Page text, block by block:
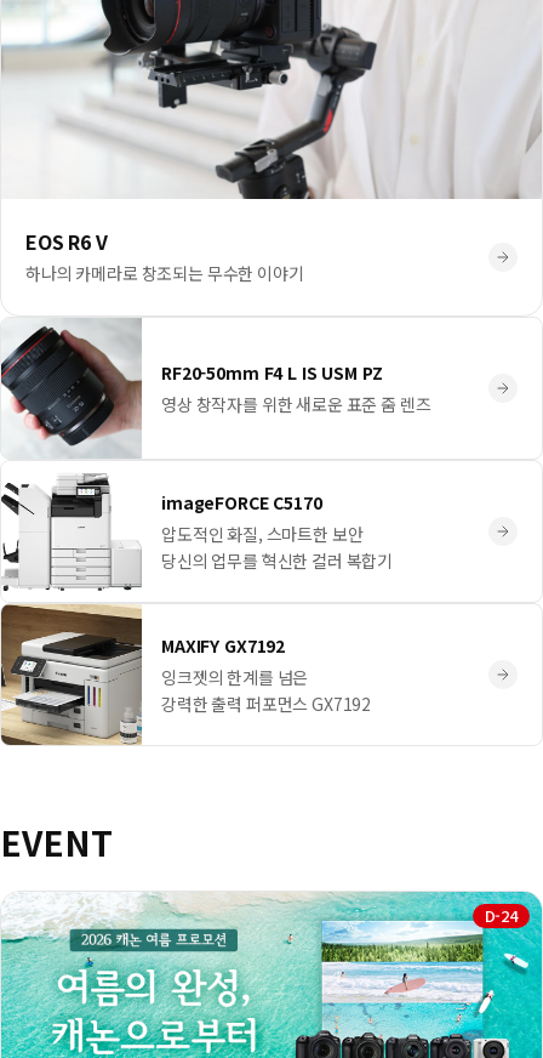
EOS R6 V
하나의 카메라로 창조되는 무수한 이야기
RF20-50mm F4 L IS USM PZ
영상 창작자를 위한 새로운 표준 줌 렌즈
imageFORCE C5170
압도적인 화질, 스마트한 보안
당신의 업무를 혁신한 컬러 복합기
MAXIFY GX7192
잉크젯의 한계를 넘은
강력한 출력 퍼포먼스 GX7192
EVENT
D-24